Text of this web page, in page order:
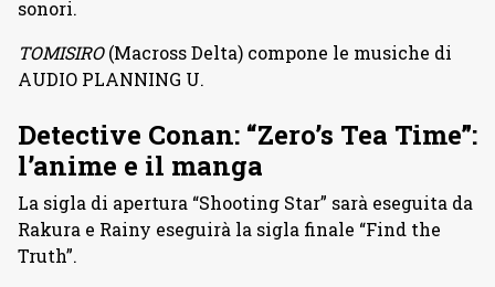
sonori.
TOMISIRO(Macross Delta) compone le musiche di
AUDIO PLANNING U.
Detective Conan: “Zero’s Tea Time”:
l’anime e il manga
La sigla di apertura “Shooting Star” sarà eseguita da
Rakura e Rainy eseguirà la sigla finale “Find the
Truth”.